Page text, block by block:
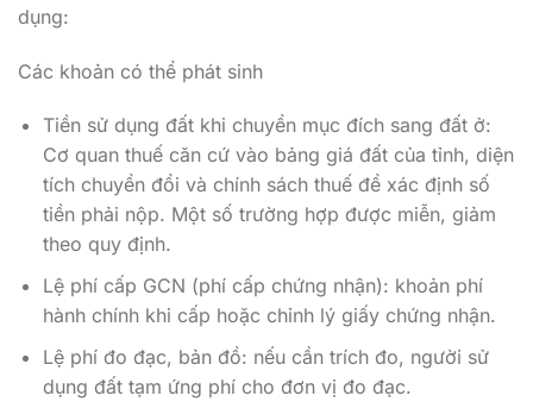
dụng:
Các khoản có thể phát sinh
Tiền sử dụng đất khi chuyển mục đích sang đất ở:
Cơ quan thuế căn cứ vào bảng giá đất của tỉnh, diện
tích chuyển đổi và chính sách thuế để xác định số
tiền phải nộp. Một số trường hợp được miễn, giảm
theo quy định.
Lệ phí cấp GCN (phí cấp chứng nhận): khoản phí
hành chính khi cấp hoặc chỉnh lý giấy chứng nhận.
Lệ phí đo đạc, bản đồ: nếu cần trích đo, người sử
dụng đất tạm ứng phí cho đơn vị đo đạc.